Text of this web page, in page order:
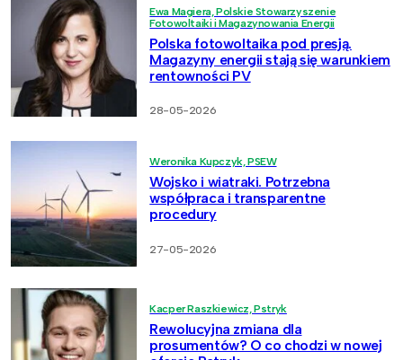
Ewa Magiera, Polskie Stowarzyszenie
Fotowoltaiki i Magazynowania Energii
Polska fotowoltaika pod presją.
Magazyny energii stają się warunkiem
rentowności PV
28-05-2026
Weronika Kupczyk, PSEW
Wojsko i wiatraki. Potrzebna
współpraca i transparentne
procedury
27-05-2026
Kacper Raszkiewicz, Pstryk
Rewolucyjna zmiana dla
prosumentów? O co chodzi w nowej